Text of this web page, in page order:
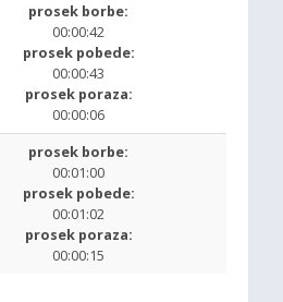
prosek borbe:
00:00:42
prosek pobede:
00:00:43
prosek poraza:
00:00:06
prosek borbe:
00:01:00
prosek pobede:
00:01:02
prosek poraza:
00:00:15